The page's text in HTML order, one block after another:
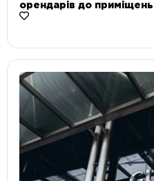
орендарів до